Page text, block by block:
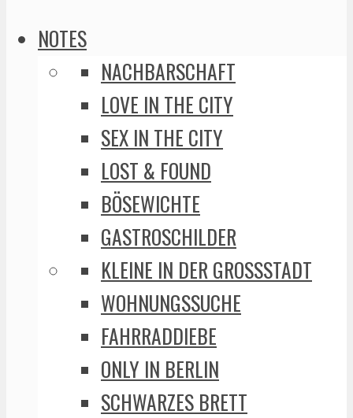
NOTES
NACHBARSCHAFT
LOVE IN THE CITY
SEX IN THE CITY
LOST & FOUND
BÖSEWICHTE
GASTROSCHILDER
KLEINE IN DER GROSSSTADT
WOHNUNGSSUCHE
FAHRRADDIEBE
ONLY IN BERLIN
SCHWARZES BRETT